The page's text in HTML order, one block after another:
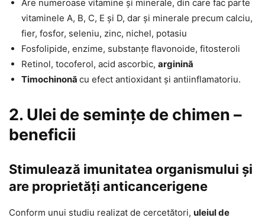
Are numeroase vitamine și minerale, din care fac parte
vitaminele A, B, C, E și D, dar și minerale precum calciu,
fier, fosfor, seleniu, zinc, nichel, potasiu
Fosfolipide, enzime, substanțe flavonoide, fitosteroli
Retinol, tocoferol, acid ascorbic, arginină
Timochinonă cu efect antioxidant și antiinflamatoriu.
2. Ulei de semințe de chimen –
beneficii
Stimulează imunitatea organismului și
are proprietăți anticancerigene
Conform unui studiu realizat de cercetători, uleiul de